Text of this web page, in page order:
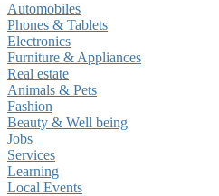
Automobiles
Phones & Tablets
Electronics
Furniture & Appliances
Real estate
Animals & Pets
Fashion
Beauty & Well being
Jobs
Services
Learning
Local Events